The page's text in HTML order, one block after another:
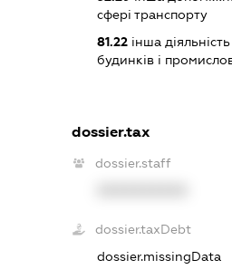
сфері транспорту
81.22 інша
будинків і
dossier.tax
dossier.staff
dossier.taxDebt
dossier.missingData